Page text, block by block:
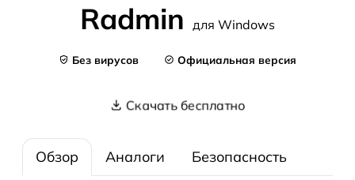
Radmin для Windows
Без вирусов Официальная версия
Скачать бесплатно
Обзор Аналоги Безопасность